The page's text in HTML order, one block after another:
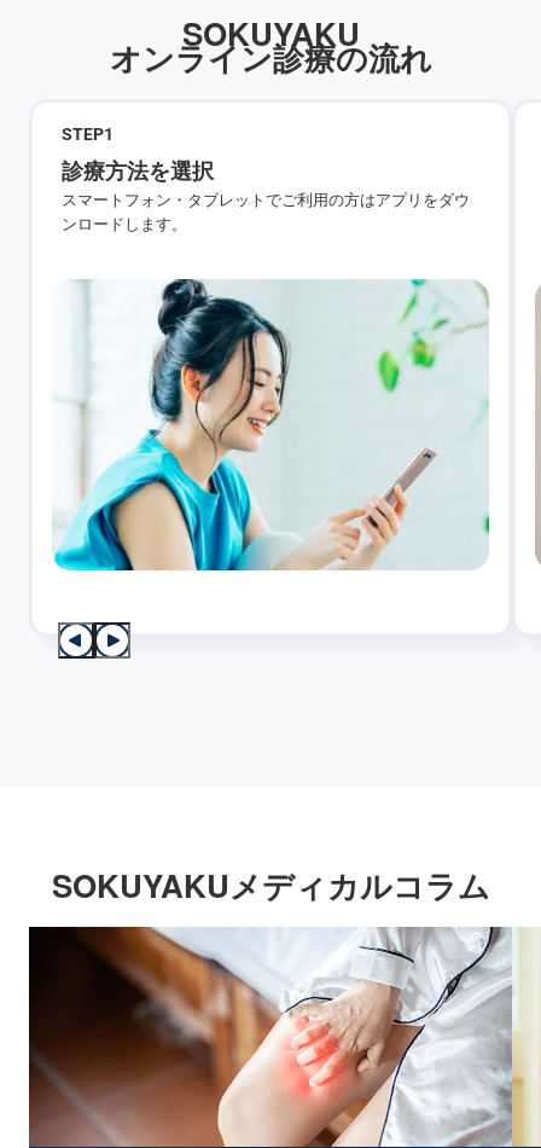
SOKUYAKU
オンライン診療の流れ
STEP1
診療方法を選択
スマートフォン・タブレットでご利用の方はアプリをダウ
ンロードします。
SOKUYAKUメディカルコラム